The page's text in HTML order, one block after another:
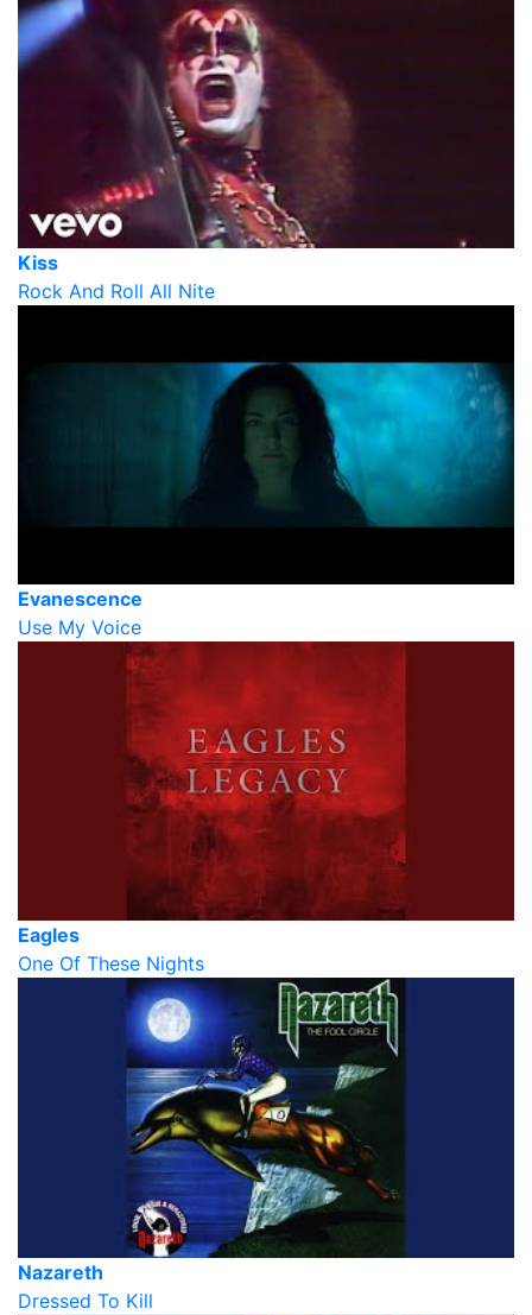
Kiss
Rock And Roll All Nite
Evanescence
Use My Voice
Eagles
One Of These Nights
Nazareth
Dressed To Kill